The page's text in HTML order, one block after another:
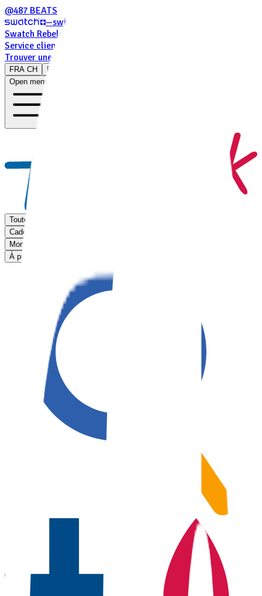
@487 BEATS
—swiss-watches
Swatch Rebels For Good
Service clients
Trouver une boutique
FRA CH
FRA CH
Open menu
Toutes les montres
Cadeaux pour enfants
Montres personnalisables
À propos de nous